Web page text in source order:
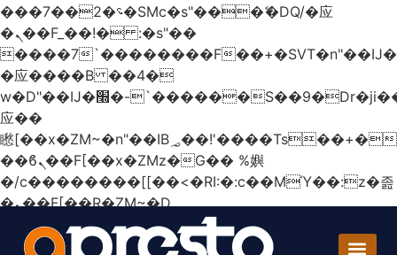
���؝�2��7�SMc�s"���ޭ�DQ/�应
�ܢ��F_��!� :�s"��
����7`��������F
�应����B ��4�
w�D"��IJ�׭�-`������S��9�Dr�ji��EJ߅��gJ�
应��
矁[��x�ZM~�n"��IB؃��!'����Тѕ��+��(m��IK�ʭ�/|
��ϐܢ��F[��x�ZMz�G�� %嬩
�/c��������[[��<�RI:�:c��MΎ��:z�졾
�ܢ��F[��R�ZM~�D